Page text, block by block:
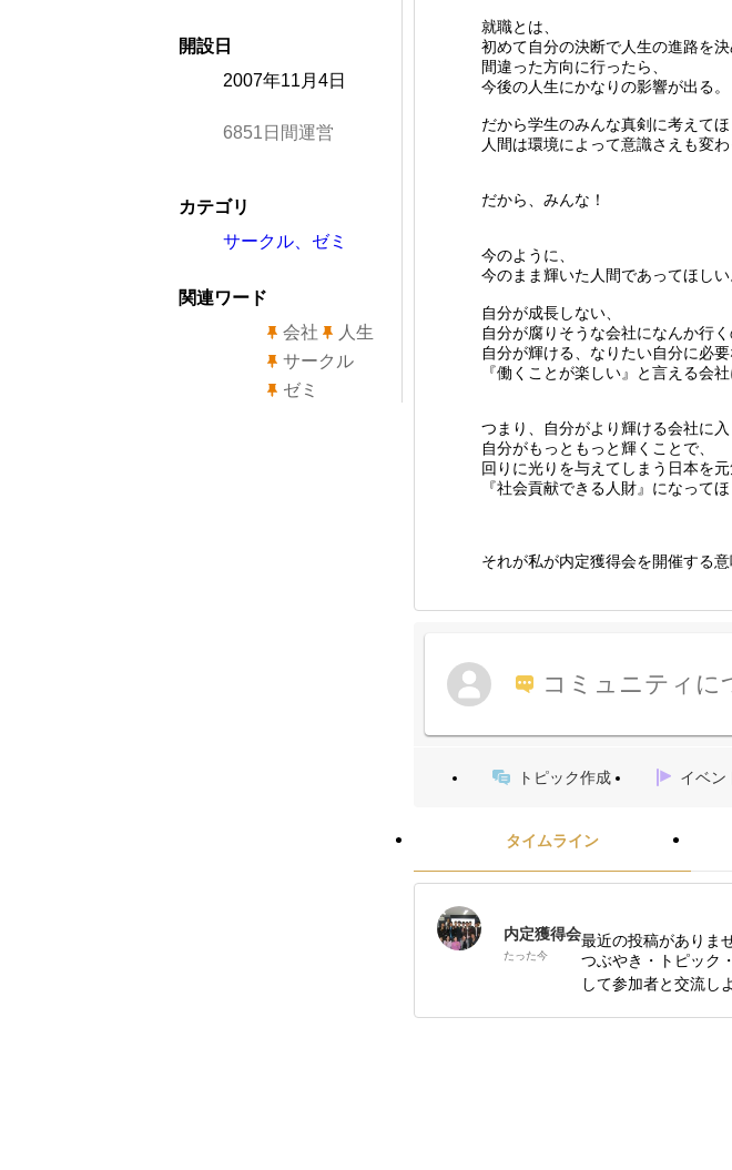
就職とは、
初めて自分の決断で人生の進路を決
間違った方向に行ったら、
今後の人生にかなりの影響が出る。
だから学生のみんな真剣に考えてほ
人間は環境によって意識さえも変
だから、みんな！
今のように、
今のまま輝いた人間であってほしい
自分が成長しない、
自分が腐りそうな会社になんか行く
自分が輝ける、なりたい自分に必
『働くことが楽しい』と言える会
つまり、自分がより輝ける会社に入
自分がもっともっと輝くことで、
回りに光りを与えてしまう日本を
『社会貢献できる人財』になってほ
それが私が内定獲得会を開催する意
コミュニティに
トピック作成 イベン
タイムライン
内定獲得会
たった今
最近の投稿がありま
つぶやき・トピック
して参加者と交流し
開設日
2007年11月4日
6851日間運営
カテゴリ
サークル、ゼミ
関連ワード
会社
人生
サークル
ゼミ